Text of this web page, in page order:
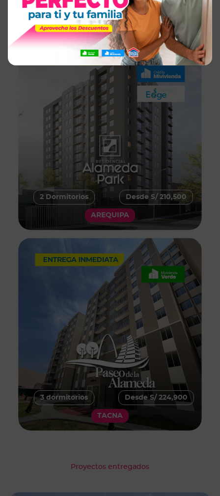
AREQUIPA
2 Dormitorios Desde S/ 210,500
AREQUIPA
3 dormitorios Desde S/ 224,900
TACNA
Proyectos entregados